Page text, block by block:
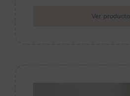
Ver producto